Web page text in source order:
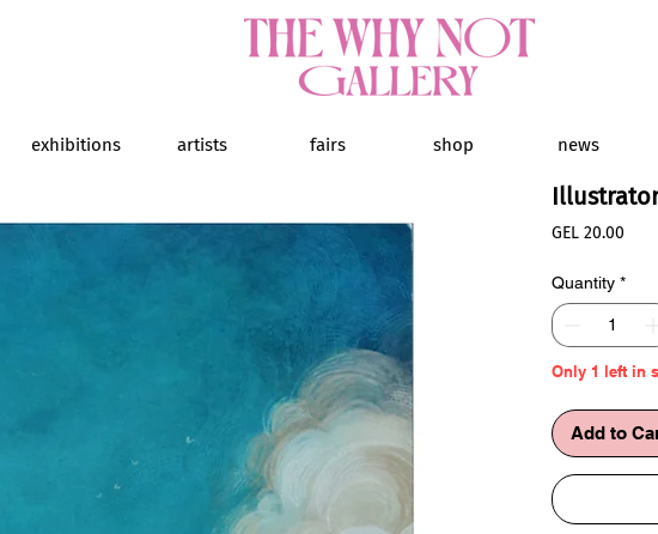
exhibitions artists fairs shop news
GEL 20.00
Quantity *
Only 1 left in
Add to